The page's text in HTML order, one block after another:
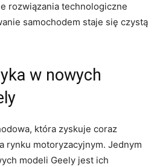
rozwiązania technologiczne
samochodem staje się czystą
w nowych
która zyskuje coraz
rynku motoryzacyjnym. Jednym
modeli ​Geely jest ich